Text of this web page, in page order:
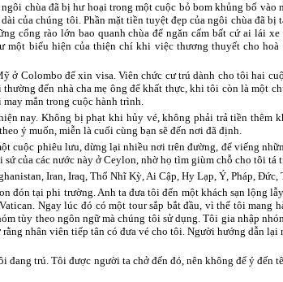
chùa đã bị hư hoại trong một cuộc bỏ bom khủng bố
của chúng tôi. Phần mặt tiền tuyệt đẹp của ngôi chùa đã
cổng rào lớn bao quanh chùa để ngăn cấm bất cứ ai lái
một biểu hiện của thiện chí khi việc thương thuyết cho
ở Colombo để xin visa. Viên chức cư trú dành cho tôi hai
đến nhà cha mẹ ông để khất thực, khi tôi còn là một
mắn trong cuộc hành trình.
nay. Không bị phạt khi hủy vé, không phải trả tiền thêm
ý muốn, miễn là cuối cùng bạn sẽ đến nơi đã định.
cuộc phiêu lưu, dừng lại nhiều nơi trên đường, để viếng
của các nước này ở Ceylon, nhờ họ tìm giùm chỗ cho tôi tá
Iran, Iraq, Thổ Nhĩ Kỳ, Ai Cập, Hy Lạp, Ý, Pháp, Đức,
đón tại phi trường. Anh ta đưa tôi đến một khách sạn lộng
Ngay lúc đó có một tour sắp bắt đầu, vì thế tôi
tùy theo ngôn ngữ mà chúng tôi sử dụng. Tôi gia nhập
nhân viên tiếp tân có đưa vé cho tôi. Người hướng dẫn
trú. Tôi được người ta chở đến đó, nên không để ý đến